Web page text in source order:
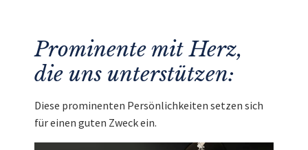
Prominente mit Herz,
die uns unterstützen:
Diese prominenten Persönlichkeiten setzen sich
für einen guten Zweck ein.